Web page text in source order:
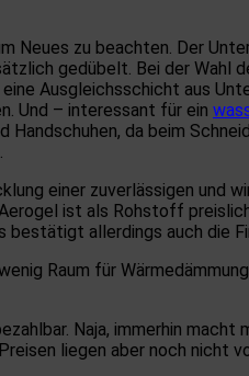
Neues zu beachten. Der
gedübelt. Bei der
Ausgleichsschicht aus
Und – interessant für ein
Handschuhen, da beim
einer zuverlässigen und
ist als Rohstoff
allerdings auch die
Raum für
Naja, immerhin
liegen aber noch nicht